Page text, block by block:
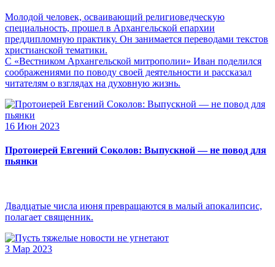
Молодой человек, осваивающий религиоведческую
специальность, прошел в Архангельской епархии
преддипломную практику. Он занимается переводами текстов
христианской тематики.
С «Вестником Архангельской митрополии» Иван поделился
соображениями по поводу своей деятельности и рассказал
читателям о взглядах на духовную жизнь.
16 Июн 2023
Протоиерей Евгений Соколов: Выпускной — не повод для
пьянки
Двадцатые числа июня превращаются в малый апокалипсис,
полагает священник.
3 Мар 2023